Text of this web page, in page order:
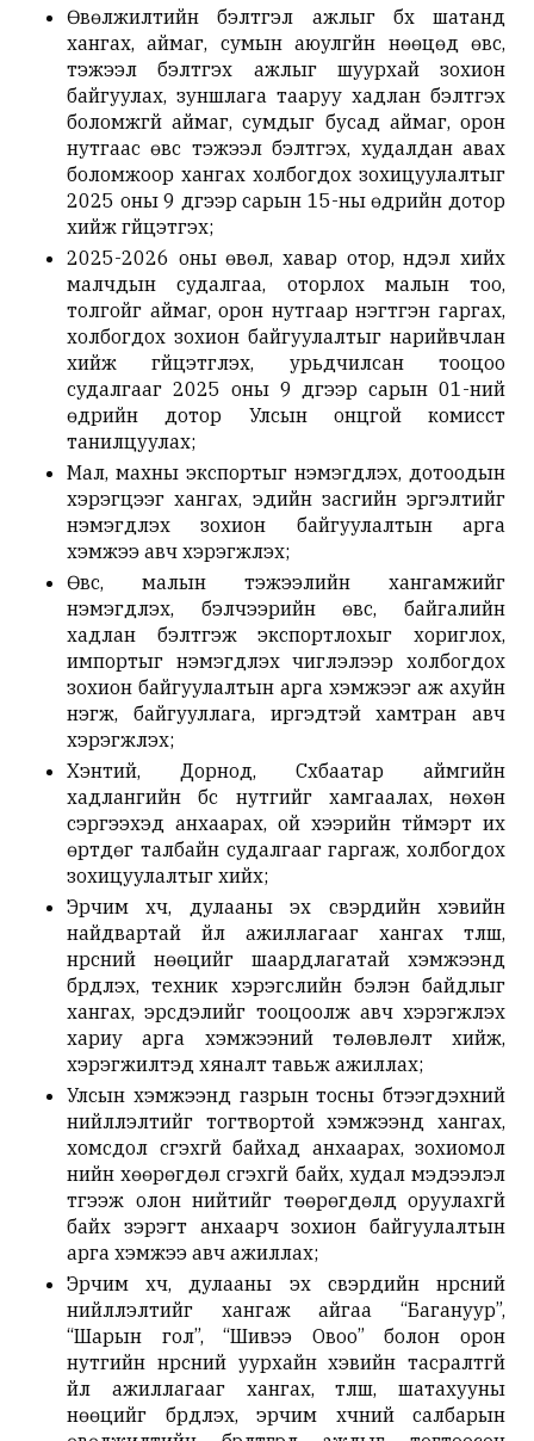
Өвөлжилтийн бэлтгэл ажлыг бүх шатанд
хангах, аймаг, сумын аюулгүйн нөөцөд өвс,
тэжээл бэлтгэх ажлыг шуурхай зохион
байгуулах, зуншлага тааруу хадлан бэлтгэх
боломжгүй аймаг, сумдыг бусад аймаг, орон
нутгаас өвс тэжээл бэлтгэх, худалдан авах
боломжоор хангах холбогдох зохицуулалтыг
2025 оны 9 дүгээр сарын 15-ны өдрийн дотор
хийж гүйцэтгэх;
2025-2026 оны өвөл, хавар отор, нүүдэл хийх
малчдын судалгаа, оторлох малын тоо,
толгойг аймаг, орон нутгаар нэгтгэн гаргах,
холбогдох зохион байгуулалтыг нарийвчлан
хийж гүйцэтгүүлэх, урьдчилсан тооцоо
судалгааг 2025 оны 9 дүгээр сарын 01-ний
өдрийн дотор Улсын онцгой комисст
танилцуулах;
Мал, махны экспортыг нэмэгдүүлэх, дотоодын
хэрэгцээг хангах, эдийн засгийн эргэлтийг
нэмэгдүүлэх зохион байгуулалтын арга
хэмжээ авч хэрэгжүүлэх;
Өвс, малын тэжээлийн хангамжийг
нэмэгдүүлэх, бэлчээрийн өвс, байгалийн
хадлан бэлтгэж экспортлохыг хориглох,
импортыг нэмэгдүүлэх чиглэлээр холбогдох
зохион байгуулалтын арга хэмжээг аж ахуйн
нэгж, байгууллага, иргэдтэй хамтран авч
хэрэгжүүлэх;
Хэнтий, Дорнод, Сүхбаатар аймгийн
хадлангийн бүс нутгийг хамгаалах, нөхөн
сэргээхэд анхаарах, ой хээрийн түймэрт их
өртдөг талбайн судалгааг гаргаж, холбогдох
зохицуулалтыг хийх;
Эрчим хүч, дулааны эх үүсвэрүүдийн хэвийн
найдвартай үйл ажиллагааг хангах түлш,
нүүрсний нөөцийг шаардлагатай хэмжээнд
бүрдүүлэх, техник хэрэгслийн бэлэн байдлыг
хангах, эрсдэлийг тооцоолж авч хэрэгжүүлэх
хариу арга хэмжээний төлөвлөлт хийж,
хэрэгжилтэд хяналт тавьж ажиллах;
Улсын хэмжээнд газрын тосны бүтээгдэхүүний
нийлүүлэлтийг тогтвортой хэмжээнд хангах,
хомсдол үүсгэхгүй байхад анхаарах, зохиомол
үнийн хөөрөгдөл үүсгэхгүй байх, худал мэдээлэл
түгээж олон нийтийг төөрөгдөлд оруулахгүй
байх зэрэгт анхаарч зохион байгуулалтын
арга хэмжээ авч ажиллах;
Эрчим хүч, дулааны эх үүсвэрүүдийн нүүрсний
нийлүүлэлтийг хангаж айгаа “Багануур”,
“Шарын гол”, “Шивээ Овоо” болон орон
нутгийн нүүрсний уурхайн хэвийн тасралтгүй
үйл ажиллагааг хангах, түлш, шатахууны
нөөцийг бүрдүүлэх, эрчим хүчний салбарын